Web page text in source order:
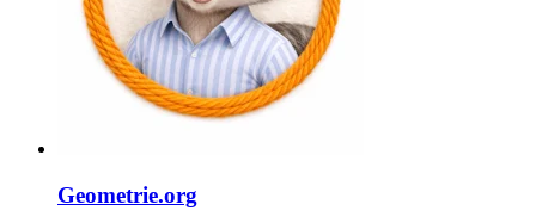
Geometrie.org